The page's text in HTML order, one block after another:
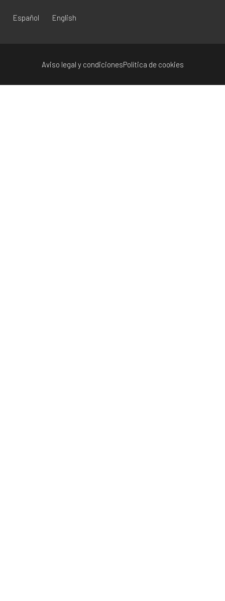
Español English
Aviso legal y condicionesPolítica de cookies